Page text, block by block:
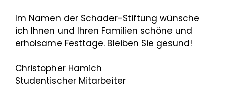
Im Namen der Schader-Stiftung wünsche
ich Ihnen und Ihren Familien schöne und
erholsame Festtage. Bleiben Sie gesund!
Christopher Hamich
Studentischer Mitarbeiter